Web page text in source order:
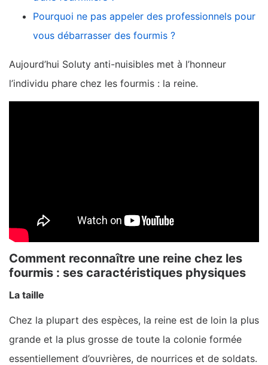
Pourquoi ne pas appeler des professionnels pour
vous débarrasser des fourmis ?
Aujourd’hui Soluty anti-nuisibles met à l’honneur
l’individu phare chez les fourmis : la reine.
Comment reconnaître une reine chez les
fourmis : ses caractéristiques physiques
La taille
Chez la plupart des espèces, la reine est de loin la plus
grande et la plus grosse de toute la colonie formée
essentiellement d’ouvrières, de nourrices et de soldats.